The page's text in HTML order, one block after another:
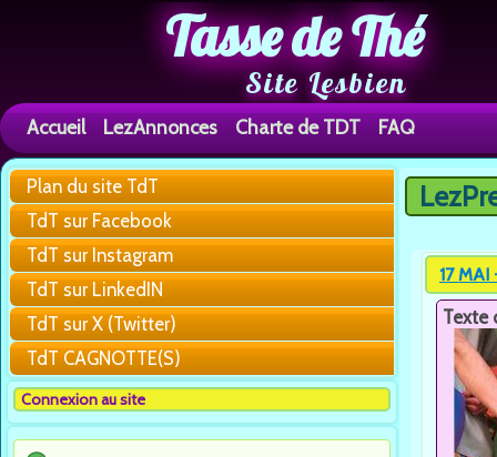
Tasse de Thé
Site Lesbien
Accueil LezAnnonces Charte de TDT FAQ
Plan du site TdT
TdT sur Facebook
TdT sur Instagram
TdT sur LinkedIN
TdT sur X (Twitter)
TdT CAGNOTTE(S)
Connexion au site
Vous
17 MAI
Texte